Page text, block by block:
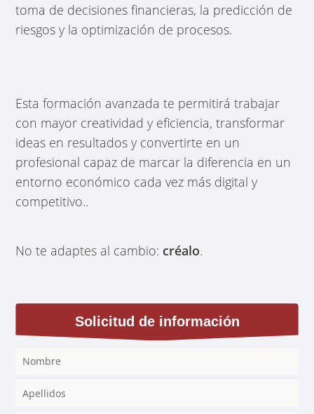
toma de decisiones financieras, la predicción de
riesgos y la optimización de procesos.
Esta formación avanzada te permitirá trabajar
con mayor creatividad y eficiencia, transformar
ideas en resultados y convertirte en un
profesional capaz de marcar la diferencia en un
entorno económico cada vez más digital y
competitivo..
No te adaptes al cambio: créalo.
Solicitud de información